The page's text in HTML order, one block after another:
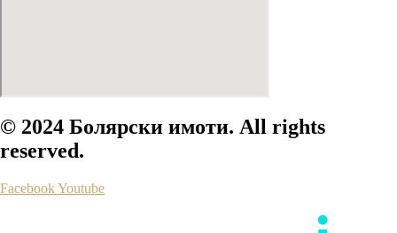
© 2024 Болярски имоти. All rights
reserved.
FacebookYoutube